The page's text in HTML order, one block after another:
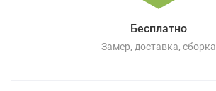
Бесплатно
Замер, доставка, сборка